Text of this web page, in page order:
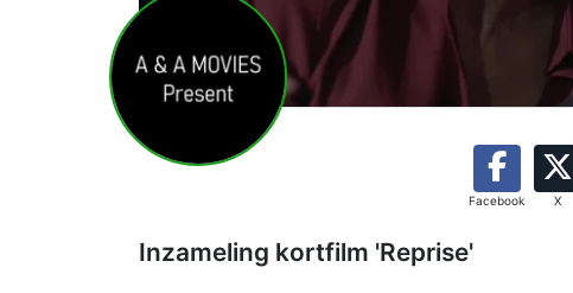
Facebook X
Inzameling kortfilm 'Reprise'